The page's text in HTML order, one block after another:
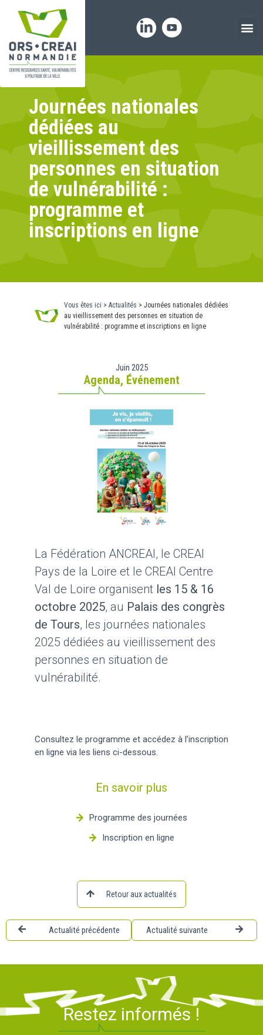
Journées nationales
dédiées au
vieillissement des
personnes en situation
de vulnérabilité :
programme et
inscriptions en ligne
Vous êtes ici > Actualités > Journées nationales dédiées
au vieillissement des personnes en situation de
vulnérabilité : programme et inscriptions en ligne
Juin 2025
Agenda, Événement
La Fédération ANCREAI, le CREAI
Pays de la Loire et le CREAI Centre
Val de Loire organisent les 15 & 16
octobre 2025, au Palais des congrès
de Tours, les journées nationales
2025 dédiées au vieillissement des
personnes en situation de
vulnérabilité.
Consultez le programme et accédez à l’inscription
en ligne via les liens ci-dessous.
En savoir plus
Programme des journées
Inscription en ligne
Retour aux actualités
Actualité précédente Actualité suivante
Restez informés !
Panneau de gestion des cookies